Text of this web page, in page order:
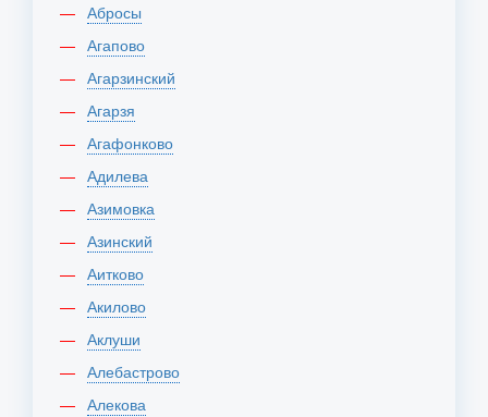
Абросы
Агапово
Агарзинский
Агарзя
Агафонково
Адилева
Азимовка
Азинский
Аитково
Акилово
Аклуши
Алебастрово
Алекова